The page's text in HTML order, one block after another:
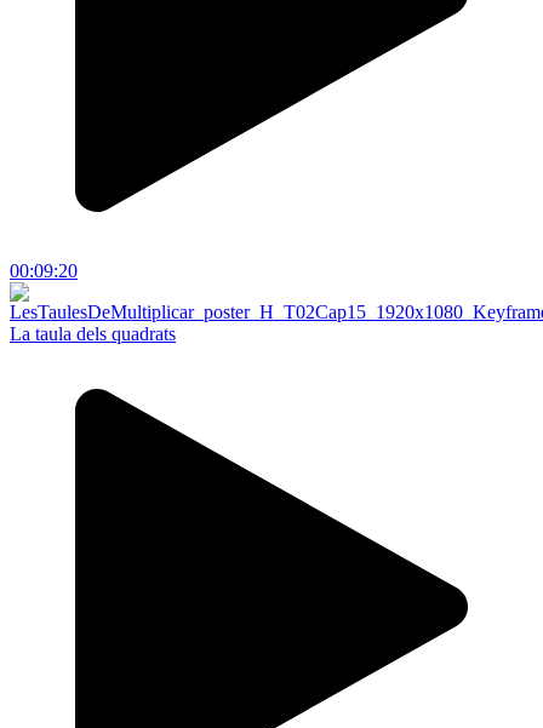
00:09:20
La taula dels quadrats